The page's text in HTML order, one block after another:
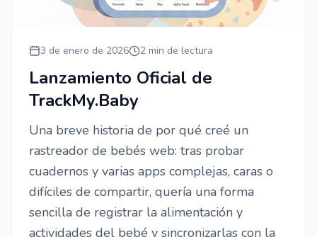
3 de enero de 2026 2 min de lectura
Lanzamiento Oficial de
TrackMy.Baby
Una breve historia de por qué creé un
rastreador de bebés web: tras probar
cuadernos y varias apps complejas, caras o
difíciles de compartir, quería una forma
sencilla de registrar la alimentación y
actividades del bebé y sincronizarlas con la